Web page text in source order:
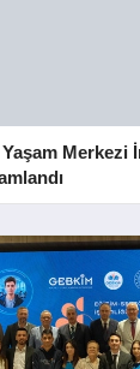
Merkezi